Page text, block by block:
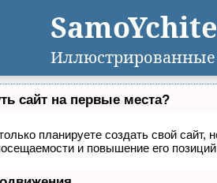
сайт на первые места?
планируете создать свой сайт,
и повышение его